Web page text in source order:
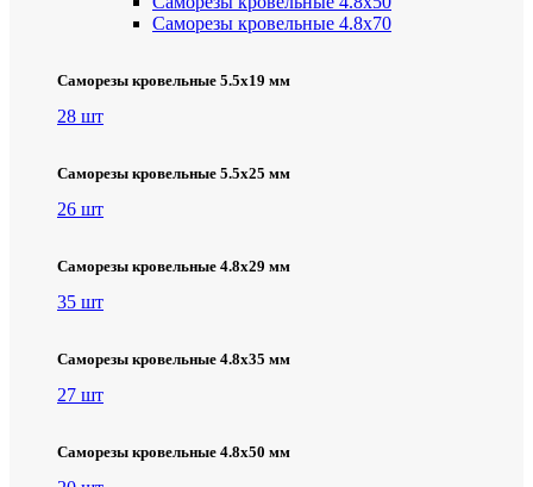
Саморезы кровельные 4.8х70
Саморезы кровельные 5.5х19 мм
28 шт
Саморезы кровельные 5.5х25 мм
26 шт
Саморезы кровельные 4.8х29 мм
35 шт
Саморезы кровельные 4.8х35 мм
27 шт
Саморезы кровельные 4.8х50 мм